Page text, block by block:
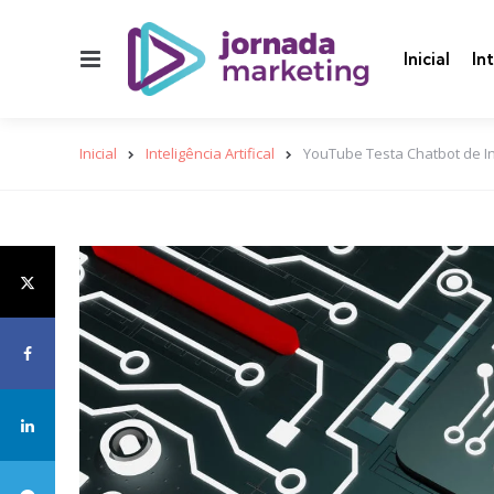
Inicial
Inicial Inteligência Artifical YouTube Testa Chatbot de